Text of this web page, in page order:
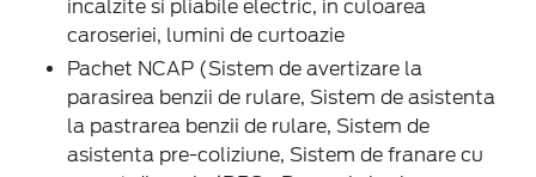
incalzite si pliabile electric, in culoarea
caroseriei, lumini de curtoazie
Pachet NCAP (Sistem de avertizare la
parasirea benzii de rulare, Sistem de asistenta
la pastrarea benzii de rulare, Sistem de
asistenta pre-coliziune, Sistem de franare cu